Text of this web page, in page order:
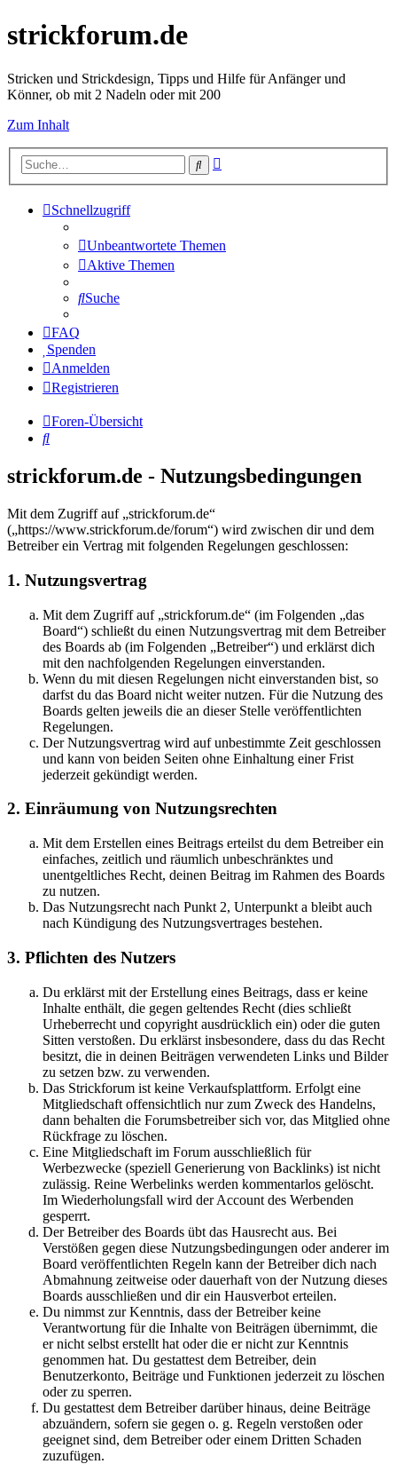
strickforum.de
Stricken und Strickdesign, Tipps und Hilfe für Anfänger und
Könner, ob mit 2 Nadeln oder mit 200
Zum Inhalt
Suche
Schnellzugriff
Unbeantwortete Themen
Aktive Themen
Suche
FAQ
Spenden
Anmelden
Registrieren
Foren-Übersicht
Suche
strickforum.de - Nutzungsbedingungen
Mit dem Zugriff auf „strickforum.de“
(„https://www.strickforum.de/forum“) wird zwischen dir und dem
Betreiber ein Vertrag mit folgenden Regelungen geschlossen:
1. Nutzungsvertrag
Mit dem Zugriff auf „strickforum.de“ (im Folgenden „das
Board“) schließt du einen Nutzungsvertrag mit dem Betreiber
des Boards ab (im Folgenden „Betreiber“) und erklärst dich
mit den nachfolgenden Regelungen einverstanden.
Wenn du mit diesen Regelungen nicht einverstanden bist, so
darfst du das Board nicht weiter nutzen. Für die Nutzung des
Boards gelten jeweils die an dieser Stelle veröffentlichten
Regelungen.
Der Nutzungsvertrag wird auf unbestimmte Zeit geschlossen
und kann von beiden Seiten ohne Einhaltung einer Frist
jederzeit gekündigt werden.
2. Einräumung von Nutzungsrechten
Mit dem Erstellen eines Beitrags erteilst du dem Betreiber ein
einfaches, zeitlich und räumlich unbeschränktes und
unentgeltliches Recht, deinen Beitrag im Rahmen des Boards
zu nutzen.
Das Nutzungsrecht nach Punkt 2, Unterpunkt a bleibt auch
nach Kündigung des Nutzungsvertrages bestehen.
3. Pflichten des Nutzers
Du erklärst mit der Erstellung eines Beitrags, dass er keine
Inhalte enthält, die gegen geltendes Recht (dies schließt
Urheberrecht und copyright ausdrücklich ein) oder die guten
Sitten verstoßen. Du erklärst insbesondere, dass du das Recht
besitzt, die in deinen Beiträgen verwendeten Links und Bilder
zu setzen bzw. zu verwenden.
Das Strickforum ist keine Verkaufsplattform. Erfolgt eine
Mitgliedschaft offensichtlich nur zum Zweck des Handelns,
dann behalten die Forumsbetreiber sich vor, das Mitglied ohne
Rückfrage zu löschen.
Eine Mitgliedschaft im Forum ausschließlich für
Werbezwecke (speziell Generierung von Backlinks) ist nicht
zulässig. Reine Werbelinks werden kommentarlos gelöscht.
Im Wiederholungsfall wird der Account des Werbenden
gesperrt.
Der Betreiber des Boards übt das Hausrecht aus. Bei
Verstößen gegen diese Nutzungsbedingungen oder anderer im
Board veröffentlichten Regeln kann der Betreiber dich nach
Abmahnung zeitweise oder dauerhaft von der Nutzung dieses
Boards ausschließen und dir ein Hausverbot erteilen.
Du nimmst zur Kenntnis, dass der Betreiber keine
Verantwortung für die Inhalte von Beiträgen übernimmt, die
er nicht selbst erstellt hat oder die er nicht zur Kenntnis
genommen hat. Du gestattest dem Betreiber, dein
Benutzerkonto, Beiträge und Funktionen jederzeit zu löschen
oder zu sperren.
Du gestattest dem Betreiber darüber hinaus, deine Beiträge
abzuändern, sofern sie gegen o. g. Regeln verstoßen oder
geeignet sind, dem Betreiber oder einem Dritten Schaden
zuzufügen.